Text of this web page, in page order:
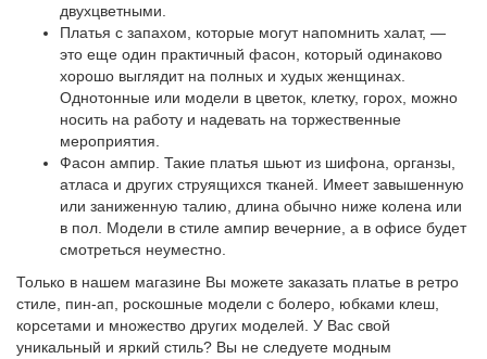
двухцветными.
Платья с запахом, которые могут напомнить халат, —
это еще один практичный фасон, который одинаково
хорошо выглядит на полных и худых женщинах.
Однотонные или модели в цветок, клетку, горох, можно
носить на работу и надевать на торжественные
мероприятия.
Фасон ампир. Такие платья шьют из шифона, органзы,
атласа и других струящихся тканей. Имеет завышенную
или заниженную талию, длина обычно ниже колена или
в пол. Модели в стиле ампир вечерние, а в офисе будет
смотреться неуместно.
Только в нашем магазине Вы можете заказать платье в ретро
стиле, пин-ап, роскошные модели с болеро, юбками клеш,
корсетами и множество других моделей. У Вас свой
уникальный и яркий стиль? Вы не следуете модным